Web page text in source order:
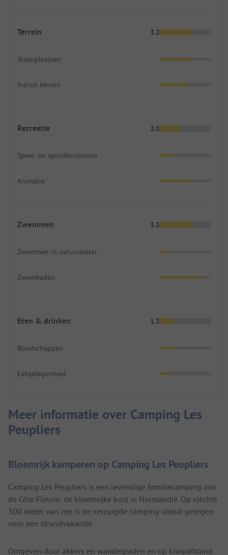
Terrein 3.2
Staanplaatsen
Indruk terrein
Recreatie 2.0
Speel- en sportfaciliteiten
Animatie
Zwemmen 3.3
Zwemmen in natuurwater
Zwembaden
Eten & drinken 1.3
Boodschappen
Eetgelegenheid
Meer informatie over Camping Les
Peupliers
Bloemrijk kamperen op Camping Les Peupliers
Camping Les Peupliers is een levendige familiecamping aan
de Côte Fleurie, de bloemrijke kust in Normandië. Op slechts
300 meter van zee is de verzorgde camping ideaal gelegen
voor een strandvakantie.
Omgeven door akkers en wandelpaden en op kruipafstand